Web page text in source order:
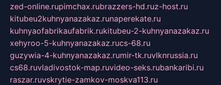
zed-online.rupimchax.rubrazzers-hd.ruz-host.ru
kitubeu2kuhnyanazakaz.runaperekate.ru
kuhnyaofabrikaufabrik.rukitubeu-2-kuhnyanazakaz.ru
xehyroo-5-kuhnyanazakaz.rucs-68.ru
guzywia-4-kuhnyanazakaz.rumir-tk.ruvlknrussia.ru
cs68.ruvladivostok-map.ruvideo-seks.rubankaribi.ru
raszar.ruvskrytie-zamkov-moskva113.ru